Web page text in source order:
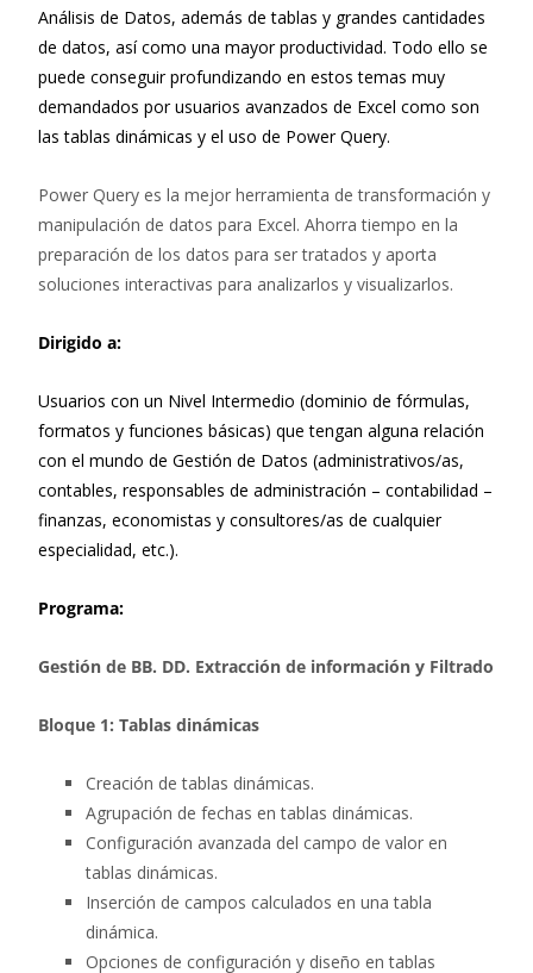
Análisis de Datos, además de tablas y grandes cantidades
de datos, así como una mayor productividad. Todo ello se
puede conseguir profundizando en estos temas muy
demandados por usuarios avanzados de Excel como son
las tablas dinámicas y el uso de Power Query.
Power Query es la mejor herramienta de transformación y
manipulación de datos para Excel. Ahorra tiempo en la
preparación de los datos para ser tratados y aporta
soluciones interactivas para analizarlos y visualizarlos.
Dirigido a:
Usuarios con un Nivel Intermedio (dominio de fórmulas,
formatos y funciones básicas) que tengan alguna relación
con el mundo de Gestión de Datos (administrativos/as,
contables, responsables de administración – contabilidad –
finanzas, economistas y consultores/as de cualquier
especialidad, etc.).
Programa:
Gestión de BB. DD. Extracción de información y Filtrado
Bloque 1: Tablas dinámicas
Creación de tablas dinámicas.
Agrupación de fechas en tablas dinámicas.
Configuración avanzada del campo de valor en
tablas dinámicas.
Inserción de campos calculados en una tabla
dinámica.
Opciones de configuración y diseño en tablas